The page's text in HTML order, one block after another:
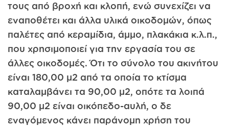
τους από βροχή και κλοπή, ενώ συνεχίζει να
εναποθέτει και άλλα υλικά οικοδομών, όπως
παλέτες από κεραμίδια, άμμο, πλακάκια κ.λ.π.,
που χρησιμοποιεί για την εργασία του σε
άλλες οικοδομές. Ότι το σύνολο του ακινήτου
είναι 180,00 μ2 από τα οποία το κτίσμα
καταλαμβάνει τα 90,00 μ2, οπότε τα λοιπά
90,00 μ2 είναι οικόπεδο-αυλή, ο δε
εναγόμενος κάνει παράνομη χρήση του